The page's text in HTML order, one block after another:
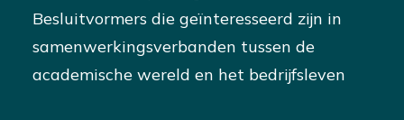
Besluitvormers die geïnteresseerd zijn in
samenwerkingsverbanden tussen de
academische wereld en het bedrijfsleven